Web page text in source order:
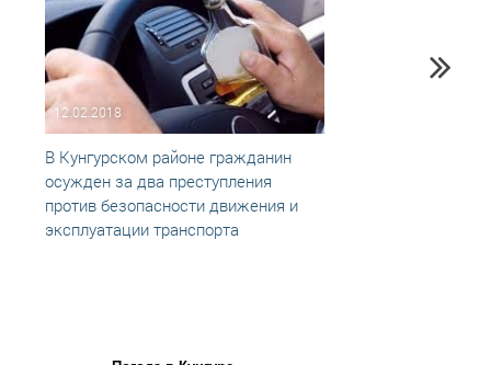
12.02.2018
В Кунгурском районе гражданин
осужден за два преступления
против безопасности движения и
эксплуатации транспорта